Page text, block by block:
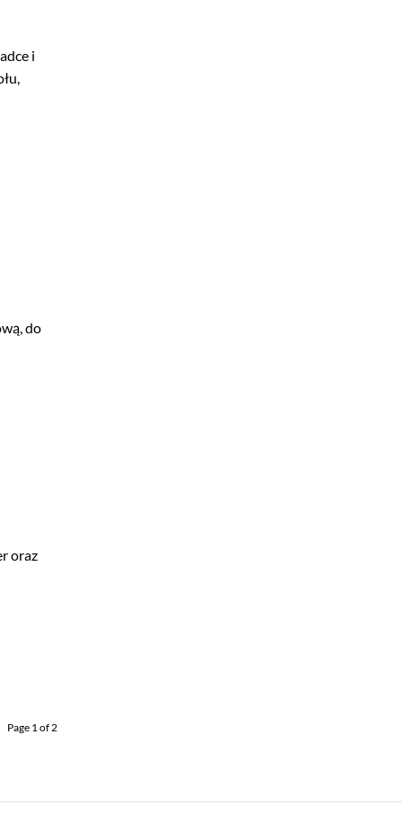
i
do
oraz
Page 1 of 2